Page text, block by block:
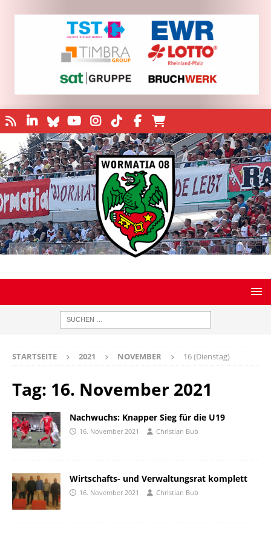
STARTSEITE 2021 NOVEMBER 16 (Dienstag)
Tag: 16. November 2021
Nachwuchs: Knapper Sieg für die U19
16. November 2021 Christian Bub
Wirtschafts- und Verwaltungsrat komplett
16. November 2021 Christian Bub